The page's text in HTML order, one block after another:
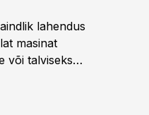
lahendus
masinat
või talviseks